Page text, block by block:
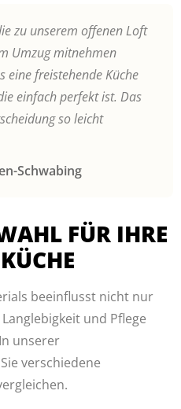
zu unserem offenen Loft
Umzug mitnehmen
eine freistehende Küche
einfach perfekt ist. Das
so leicht
Schwabing
FÜR IHRE
beeinflusst nicht nur
und Pflege
unserer
verschiedene